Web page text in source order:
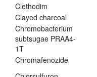
Clethodim
Clayed charcoal
Chromobacterium
subtsugae PRAA4-
1T
Chromafenozide